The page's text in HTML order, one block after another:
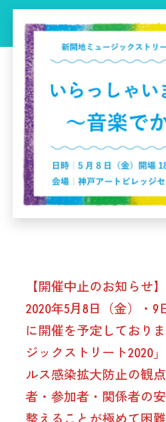
【開催中止のお知らせ】
2020年5月8日（金）・9
に開催を予定しており
ジックストリート2020
ルス感染拡大防止の観
者・参加者・関係者の
整えることが極めて困